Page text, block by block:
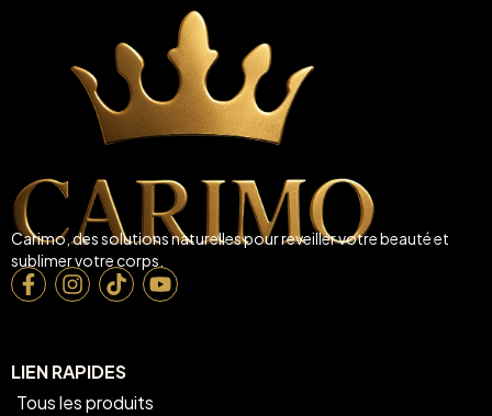
Carimo, des solutions naturelles pour reveiller votre beauté et
sublimer votre corps.
LIEN RAPIDES
Tous les produits